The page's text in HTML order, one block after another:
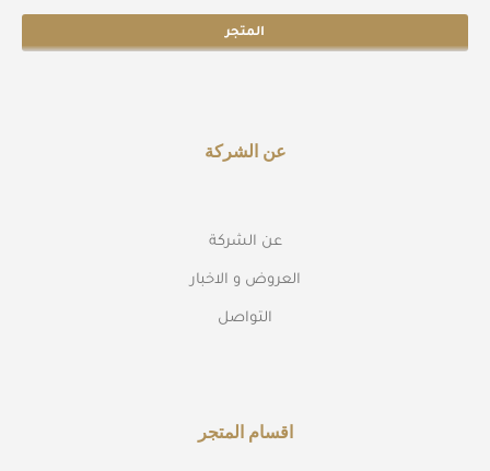
المتجر
عن الشركة
عن الشركة
العروض و الاخبار
التواصل
اقسام المتجر